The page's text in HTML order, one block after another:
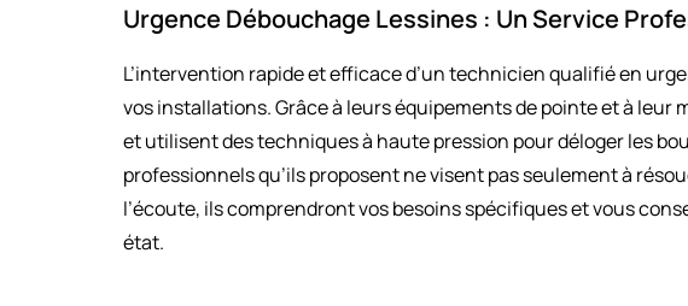
Urgence Débouchage Lessines : Un Service
L’intervention rapide et efficace d’un technicien qualifié en
vos installations. Grâce à leurs équipements de pointe et à
et utilisent des techniques à haute pression pour déloger les
professionnels qu’ils proposent ne visent pas seulement à
l’écoute, ils comprendront vos besoins spécifiques et vous
état.